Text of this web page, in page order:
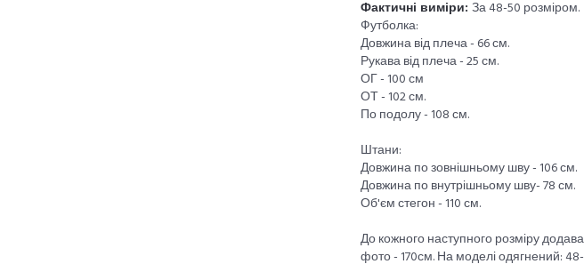
Фактичні виміри:За 48-50 розміром.
Футболка:
Довжина від плеча - 66 см.
Рукава від плеча - 25 см.
ОГ - 100 см
ОТ - 102 см.
По подолу - 108 см.
Штани:
Довжина по зовнішньому шву - 106 см.
Довжина по внутрішньому шву- 78 см.
Об'єм стегон - 110 см.
До кожного наступного розміру
фото - 170см. На моделі одягнений: